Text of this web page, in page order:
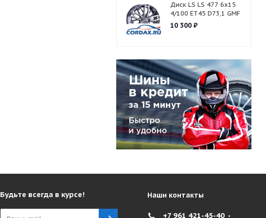
Диск LS LS 477 6x15
4/100 ET45 D73,1 GMF
10 300₽
Будьте всегда в курсе! Наши контакты
+7 961 421-45-40